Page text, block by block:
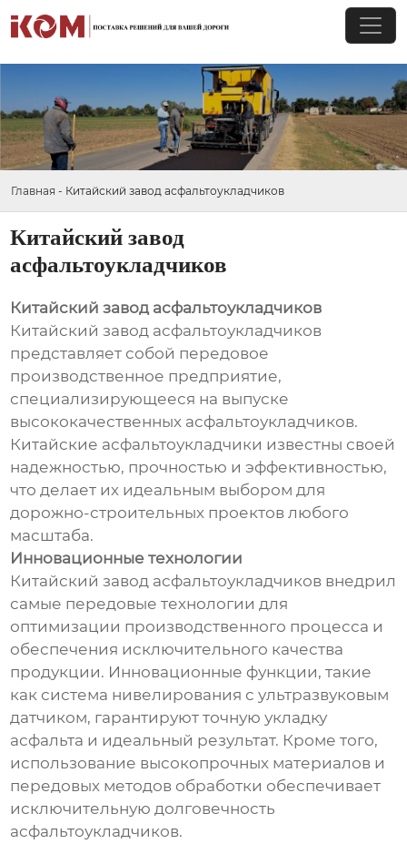
Главная - Китайский завод асфальтоукладчиков
Китайский завод
асфальтоукладчиков
Китайский завод асфальтоукладчиков
Китайский завод асфальтоукладчиков
представляет собой передовое
производственное предприятие,
специализирующееся на выпуске
высококачественных асфальтоукладчиков.
Китайские асфальтоукладчики известны своей
надежностью, прочностью и эффективностью,
что делает их идеальным выбором для
дорожно-строительных проектов любого
масштаба.
Инновационные технологии
Китайский завод асфальтоукладчиков внедрил
самые передовые технологии для
оптимизации производственного процесса и
обеспечения исключительного качества
продукции. Инновационные функции, такие
как система нивелирования с ультразвуковым
датчиком, гарантируют точную укладку
асфальта и идеальный результат. Кроме того,
использование высокопрочных материалов и
передовых методов обработки обеспечивает
исключительную долговечность
асфальтоукладчиков.